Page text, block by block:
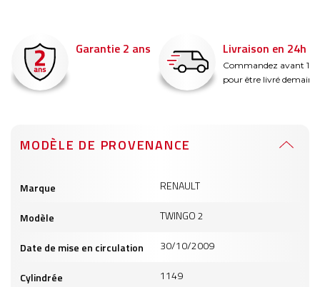
Garantie 2 ans Livraison en 24h
Commandez avant 14h
pour être livré demain !
MODÈLE DE PROVENANCE
produits
Marque RENAULT
Modèle TWINGO 2
Date de mise en circulation 30/10/2009
Cylindrée 1149